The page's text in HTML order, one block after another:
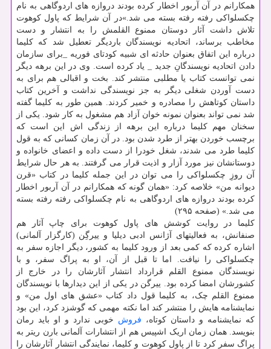
همکارانم در آن آربور اخطار کرده بودند دروازه های اردوگاهی به نام
چکسلواکی رفته رفته بسته می شد.»در آن شرایط که پاول کوهوت
تلاش داشت آثار دوستان ممنوع القلمش را به انتشار و دست
مخاطب برساند، اتحادیه نویسندگان باردیگر تعطیل شد که کلیما
درباره این اتفاق بعنوان حادثه ای شبیه کودتای فوریه _برای سازمان
دادن اتحادیه نویسندگانِ جدید _ یاد کرده است. وی در این برهه دیگر
نمی توانست کتاب یا مطلبی منتشر کند. بخت و اقبالی هم برای به
دست آوردن شغلی دیگر به جز نویسندگی نداشت و آخرین کتاب
داستان کوتاهش را مصادره و خمیر کردند. همین طور به کلیما گفته
شد نمی تواند بعنوان نمونه خوان آزاد هم مشغول به کار شود. یکی از
سخنان مهم کلیما درباره این برهه از زندگی اش این است که
برچسب خوردن بهتر از طرد شدن بود. در آن زمان کسانی که به قول
کلیما طرد می شدند، شغل خودرا از دست داده و اعضای خانواده و
دوستانشان نیز مورد آزار و اذیت قرار می گرفتند. به هر حال شرایط
آن روزِ چکسلواکی را می توان در این جمله کلیما در کتاب «قرن
دیوانه من» خلاصه کرد: «همان گونه که همکارانم در آن آربور اخطار
کرده بودند دروازه های اردوگاهی به نام چکسلواکی رفته رفته بسته
می شد.» (صفحه ۲۹۵)
کلیما در روایت کوشش های پاول کوهوت برای چاپ آثار هم
صنفانش، به فعالیتهای آژانس ادبی دیلیا و ییرگِن (کارگزار آلمانی)
اشاره کرده که کمی بعد از ورود کلیما به کشور، دیگر اجازه سفر به
چکسلواکی را نیافت. اما تا قبل از آن، او به پراگ سفر، و با
نویسندگان ممنوع القلم قرارداد انتشار آثارشان را در خارج از
کشورشان امضا کرده بود. ییرگن در یکی از این دیدارها با نویسندگان
ممنوع القلم چک، به کلیما قول داد کتاب «عشق های اول من» و
نمایشنامه هایش را منتشر کند اما نکته مهمی که گوشزد کرد، این بود
که نمایشنامه و داستان کوتاه، فروش خوبی ندارد و او باید رمان
بنویسد. همان زمان اریک اشپیس هم از انتشارات آلمانی بارن ریتر به
پراگ سفر کرد تا از پاول کوهوت و کلیما، نمایندگی انتشار آثارشان را